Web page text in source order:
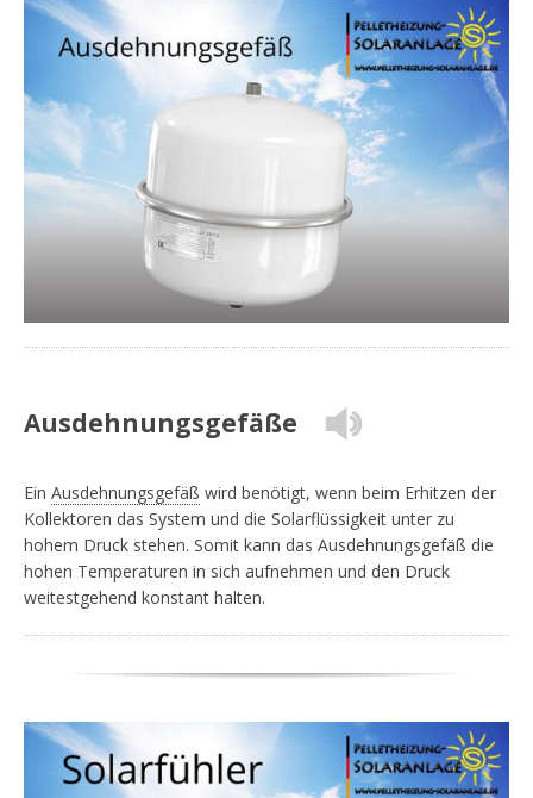
Ausdehnungsgefäße
Ein Ausdehnungsgefäß wird benötigt, wenn beim Erhitzen der
Kollektoren das System und die Solarflüssigkeit unter zu
hohem Druck stehen. Somit kann das Ausdehnungsgefäß die
hohen Temperaturen in sich aufnehmen und den Druck
weitestgehend konstant halten.